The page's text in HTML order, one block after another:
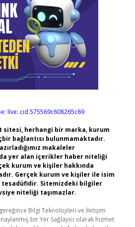
live:.cid.575569c608265c69
sitesi, herhangi bir marka, kurum
bağlantısı bulunmamaktadır.
makaleler
yer alan içerikler haber niteliği
kurum ve kişiler hakkında
Gerçek kurum ve kişiler ile isim
Sitemizdeki bilgiler
niteliği taşımazlar.
gereğince Bilgi Teknolojileri ve İletişim
bir Yer Sağlayıcı olarak hizmet